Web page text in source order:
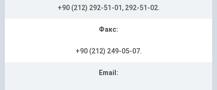
+90 (212) 292-51-01, 292-51-02.
Факс:
+90 (212) 249-05-07.
Email: